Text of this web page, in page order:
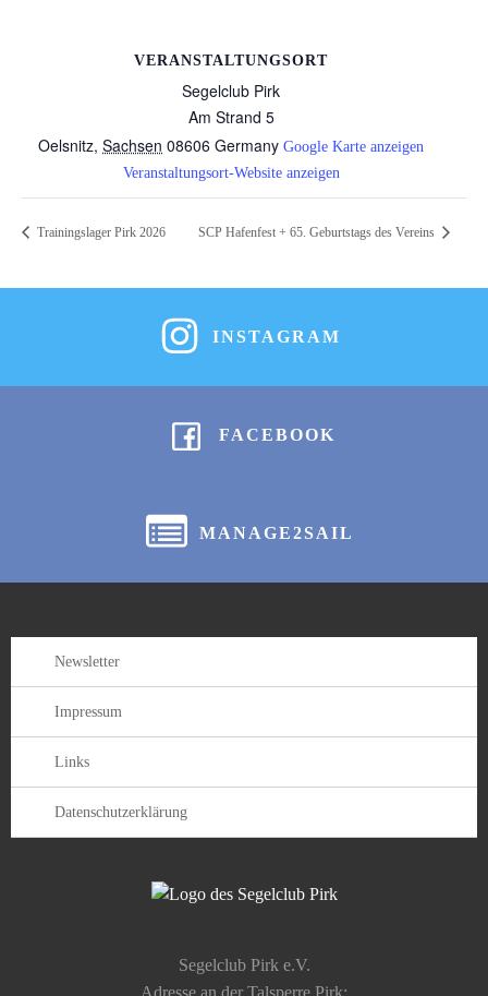
VERANSTALTUNGSORT
Segelclub Pirk
Am Strand 5
Oelsnitz, Sachsen 08606 Germany Google Karte anzeigen
Veranstaltungsort-Website anzeigen
Trainingslager Pirk 2026 SCP Hafenfest + 65. Geburtstags des Vereins
INSTAGRAM
FACEBOOK
MANAGE2SAIL
Segelclub Pirk e.V.
Adresse an der Talsperre Pirk:
Newsletter
Impressum
Links
Datenschutzerklärung